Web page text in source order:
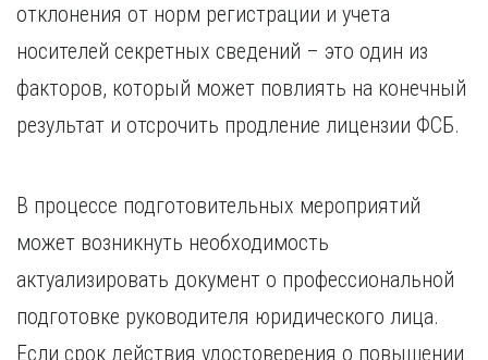
отклонения от норм регистрации и учета
носителей секретных сведений – это один из
факторов, который может повлиять на конечный
результат и отсрочить продление лицензии ФСБ.
В процессе подготовительных мероприятий
может возникнуть необходимость
актуализировать документ о профессиональной
подготовке руководителя юридического лица.
Если срок действия удостоверения о повышении